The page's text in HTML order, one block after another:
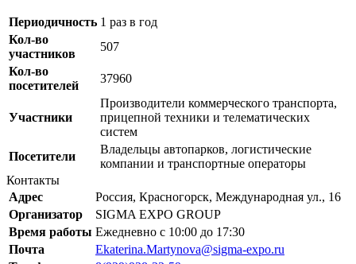
Периодичность 1 раз в год
Кол-во
участников
507
Кол-во
посетителей
37960
Участники
Производители коммерческого транспорта,
прицепной техники и телематических
систем
Посетители
Владельцы автопарков, логистические
компании и транспортные операторы
Контакты
Адрес
Россия, Красногорск, Международная ул., 16
Организатор
SIGMA EXPO GROUP
Время работы Ежедневно с 10:00 до 17:30
Почта
Ekaterina.Martynova@sigma-expo.ru